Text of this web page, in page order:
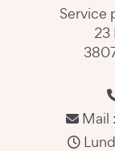
Service
23
Mail :